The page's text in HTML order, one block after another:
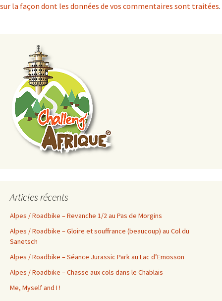
sur la façon dont les données de vos commentaires sont traitées.
Articles récents
Alpes / Roadbike – Revanche 1/2 au Pas de Morgins
Alpes / Roadbike – Gloire et souffrance (beaucoup) au Col du
Sanetsch
Alpes / Roadbike – Séance Jurassic Park au Lac d’Emosson
Alpes / Roadbike – Chasse aux cols dans le Chablais
Me, Myself and I !